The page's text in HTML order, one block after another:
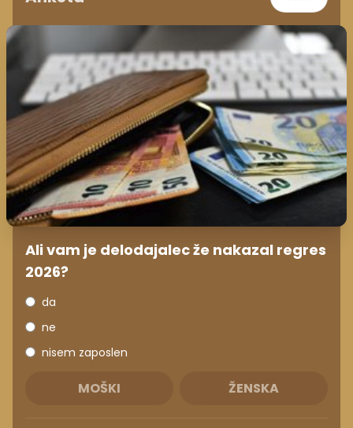
Ali vam je delodajalec že nakazal regres
2026?
da
ne
nisem zaposlen
MOŠKI ŽENSKA